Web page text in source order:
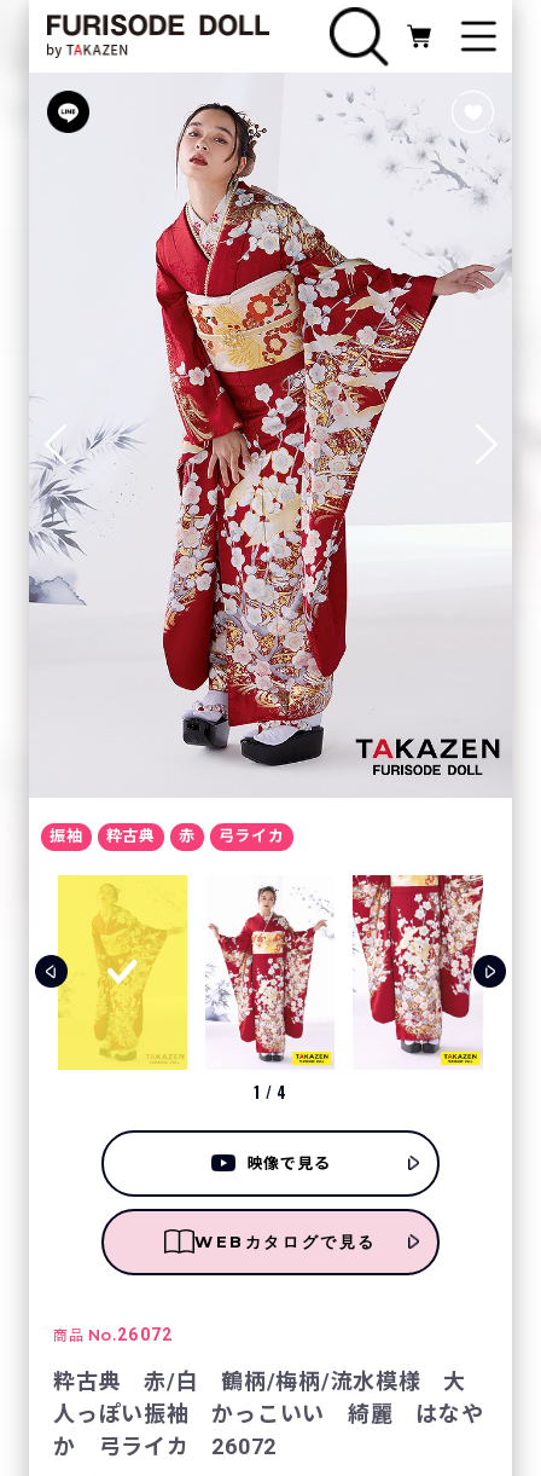
振袖 粋古典 赤 弓ライカ
1 / 4
映像で見る
WEBカタログで見る
商品 No.26072
粋古典 赤/白 鶴柄/梅柄/流水模様 大
人っぽい振袖 かっこいい 綺麗 はなや
か 弓ライカ 26072